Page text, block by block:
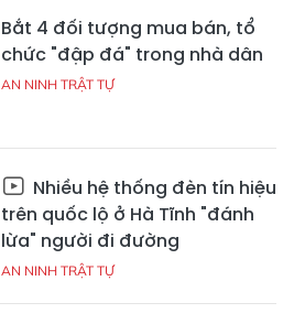
Bắt 4 đối tượng mua bán, tổ
chức "đập đá" trong nhà dân
AN NINH TRẬT TỰ
Nhiều hệ thống đèn tín hiệu
trên quốc lộ ở Hà Tĩnh "đánh
lừa" người đi đường
AN NINH TRẬT TỰ